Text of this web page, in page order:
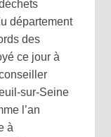
département
des
ce jour à
sur-Seine
l’an
à